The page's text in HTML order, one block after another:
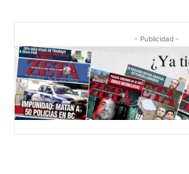
- Publicidad -